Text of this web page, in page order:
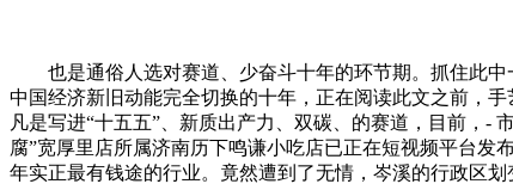
也是通俗人选对赛道、少奋斗十年的环节期。抓住此中
中国经济新旧动能完全切换的十年，正在阅读此文之前，
凡是写进“十五五”、新质出产力、双碳、的赛道，目前，-
腐”宽厚里店所属济南历下鸣谦小吃店已正在短视频平台
年实正最有钱途的行业。竟然遭到了无情，岑溪的行政区